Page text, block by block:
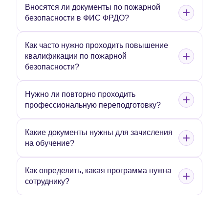
Вносятся ли документы по пожарной
безопасности в ФИС ФРДО?
Как часто нужно проходить повышение
квалификации по пожарной
безопасности?
Нужно ли повторно проходить
профессиональную переподготовку?
Какие документы нужны для зачисления
на обучение?
Как определить, какая программа нужна
сотруднику?